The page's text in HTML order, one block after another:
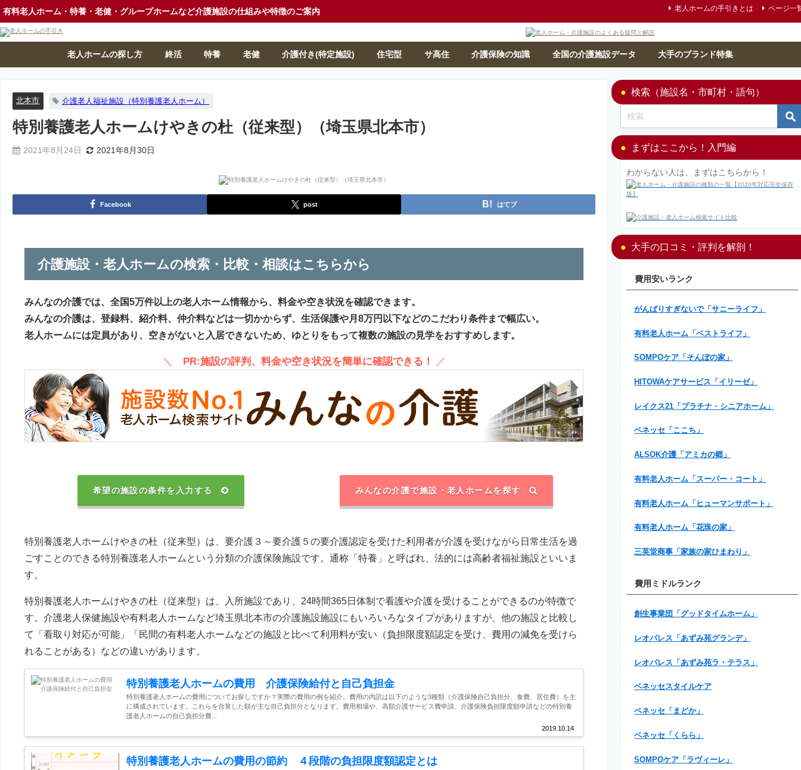
有料老人ホーム・特養・老健・グループホームなど介護施設の仕組みや特徴のご案内 老人ホームの手引きとは ページ一
老人ホームの探し方 終活 特養 老健 介護付き(特定施設) 住宅型 サ高住 介護保険の知識 全国の介護施設データ 大手のブランド特集
北本市 介護老人福祉施設（特別養護老人ホーム）
特別養護老人ホームけやきの杜（従来型）（埼玉県北本市）
2021年8月24日 2021年8月30日
Facebook post はてブ
介護施設・老人ホームの検索・比較・相談はこちらから
みんなの介護では、全国5万件以上の老人ホーム情報から、料金や空き状況を確認できます。
みんなの介護は、登録料、紹介料、仲介料などは一切かからず、生活保護や月8万円以下などのこだわり条件まで幅広い。
老人ホームには定員があり、空きがないと入居できないため、ゆとりをもって複数の施設の見学をおすすめします。
＼ PR:施設の評判、料金や空き状況を簡単に確認できる！ ／
希望の施設の条件を入力する みんなの介護で施設・老人ホームを探す
特別養護老人ホームけやきの杜（従来型）は、要介護３～要介護５の要介護認定を受けた利用者が介護を受けながら日常生活を過
ごすことのできる特別養護老人ホームという分類の介護保険施設です。通称「特養」と呼ばれ、法的には高齢者福祉施設といいま
す。
特別養護老人ホームけやきの杜（従来型）は、入所施設であり、24時間365日体制で看護や介護を受けることができるのが特徴で
す。介護老人保健施設や有料老人ホームなど埼玉県北本市の介護施設施設にもいろいろなタイプがありますが、他の施設と比較し
て「看取り対応が可能」「民間の有料老人ホームなどの施設と比べて利用料が安い（負担限度額認定を受け、費用の減免を受けら
れることがある）などの違いがあります。
特別養護老人ホームの費用 介護保険給付と自己負担金
2019.10.14
特別養護老人ホームの費用についてお探しですか？実際の費用の例を紹介。費用の内訳は以下のような3種類（介護保険自己負担分、食費、居住費）を主
に構成されています。これらを合算した額が主な自己負担分となります。費用相場や、高額介護サービス費申請、介護保険負担限度額申請などの特別養
護老人ホームの自己負担分費...
特別養護老人ホームの費用の節約 ４段階の負担限度額認定とは
検索（施設名・市町村・語句）
まずはここから！入門編
わからない人は、まずはこちらから！
大手の口コミ・評判を解剖！
費用安いランク
がんばりすぎないで「サニーライフ」
有料老人ホーム「ベストライフ」
SOMPOケア「そんぽの家」
HITOWAケアサービス「イリーゼ」
レイクス21「プラチナ・シニアホーム」
ベネッセ「ここち」
ALSOK介護「アミカの郷」
有料老人ホーム「スーパー・コート」
有料老人ホーム「ヒューマンサポート」
有料老人ホーム「花珠の家」
三英堂商事「家族の家ひまわり」
費用ミドルランク
創生事業団「グッドタイムホーム」
レオパレス「あずみ苑グランデ」
レオパレス「あずみ苑ラ・テラス」
ベネッセスタイルケア
ベネッセ「まどか」
ベネッセ「くらら」
SOMPOケア「ラヴィーレ」